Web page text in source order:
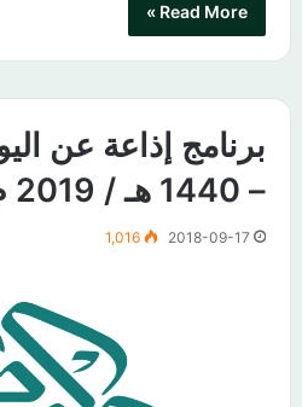
Read More »
– 1440 هـ / 2019 م
2018-09-17
1,016